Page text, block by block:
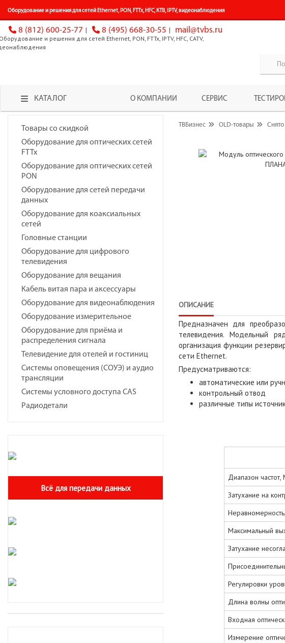
Оборудование и решения для сетей Ethernet, PON, FTTx, HFC, КТВ, IPTV, видеонаблюдения
8 (812) 600-25-77 8 (495) 668-30-55 mail@tvbs.ru
КАТАЛОГ О КОМПАНИИ СЕРВИС
Товары со скидкой
Оборудование для оптических сетей
FTTx
Оборудование для оптических сетей
PON
Оборудование для сетей передачи
данных
Оборудование для коаксиальных
сетей
Головные станции
Оборудование для цифрового
телевидения
Оборудование для вещания
Кабель витая пара и аксессуары
Оборудование для видеонаблюдения
Оборудование измерительное
Оборудование для приёма и
распределения сигнала
Телевидение для отелей и гостиниц
Системы оповещения (СОУЭ) и аудио
трансляции
Системы условного доступа CAS
Радиодетали
Всё для передачи данных
ТВБизнес OLD-товары
ОПИСАНИЕ
Предназначен для
телевидения. Модельный
организация функции
сети Ethernet.
Предусматриваются:
автоматические или
контрольный отвод
различные типы
Диапазон частот,
Затухание на
Максимальный
Затухание
Регулировки
Длина волны
Входная
Измерение